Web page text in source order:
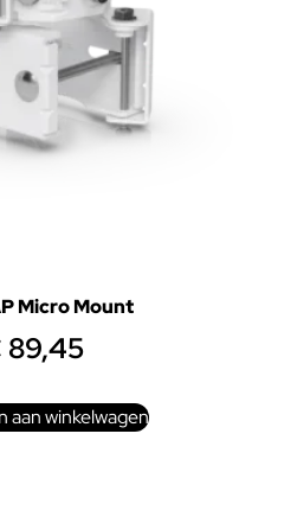
Micro Mount
89,45
aan winkelwagen